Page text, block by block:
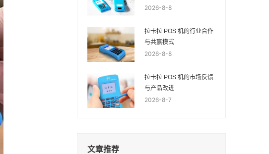
2026-8-8
拉卡拉 POS 机的行业合作
与共赢模式
2026-8-8
拉卡拉 POS 机的市场反馈
与产品改进
2026-8-7
文章推荐